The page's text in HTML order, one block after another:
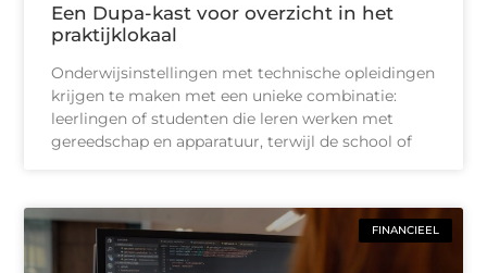
Een Dupa-kast voor overzicht in het
praktijklokaal
Onderwijsinstellingen met technische opleidingen
krijgen te maken met een unieke combinatie:
leerlingen of studenten die leren werken met
gereedschap en apparatuur, terwijl de school of
FINANCIEEL